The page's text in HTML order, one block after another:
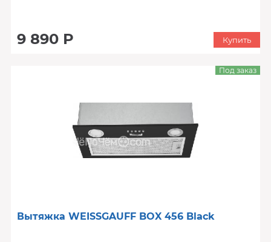
9 890 Р Купить
Вытяжка WEISSGAUFF BOX 456 Black
Под заказ